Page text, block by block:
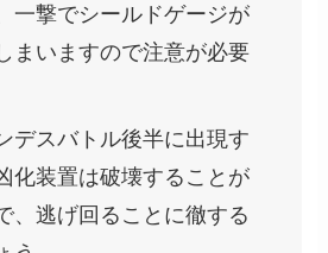
一撃でシールドゲージが
まいますので注意が必要
デスバトル後半に出現す
化装置は破壊することが
、逃げ回ることに徹する